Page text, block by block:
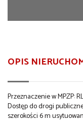
OPIS
Przeznaczenie w MPZP:
Dostęp do drogi
szerokości 6 m